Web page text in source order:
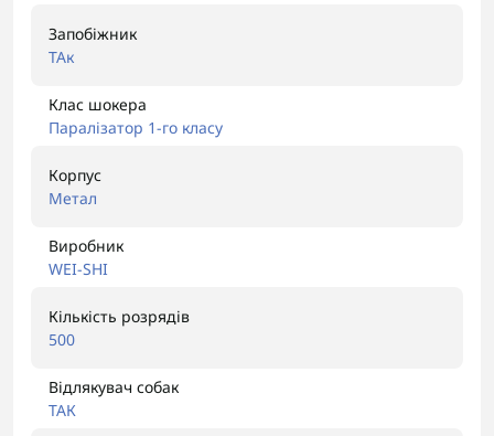
Запобіжник
ТАк
Клас шокера
Паралізатор 1-го класу
Корпус
Метал
Виробник
WEI-SHI
Кількість розрядів
500
Відлякувач собак
ТАК